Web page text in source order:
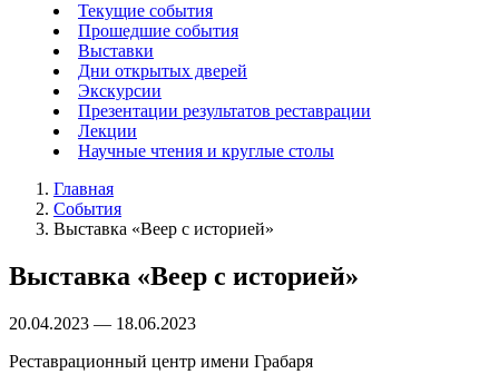
Текущие события
Прошедшие события
Выставки
Дни открытых дверей
Экскурсии
Презентации результатов реставрации
Лекции
Научные чтения и круглые столы
Главная
События
Выставка «Веер с историей»
Выставка «Веер с историей»
20.04.2023 — 18.06.2023
Реставрационный центр имени Грабаря